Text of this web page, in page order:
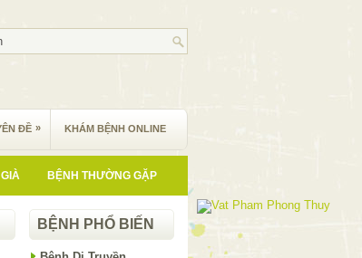
ĐỀ » KHÁM BỆNH ONLINE
BỆNH THƯỜNG GẶP
BỆNH PHỔ BIẾN